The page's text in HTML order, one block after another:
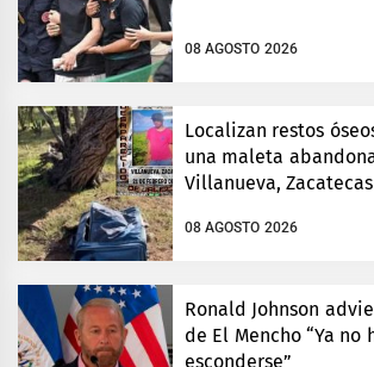
08 AGOSTO 2026
Localizan restos
una maleta
Villanueva, Zacatecas
08 AGOSTO 2026
Ronald Johnson
de El Mencho “Ya no
esconderse”